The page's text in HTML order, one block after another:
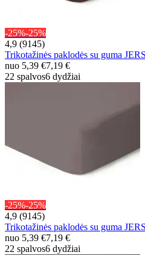
-25%-25%
4,9 (9145)
Trikotažinės paklodės su guma
nuo 5,39 €7,19 €
22 spalvos6 dydžiai
-25%-25%
4,9 (9145)
Trikotažinės paklodės su guma
nuo 5,39 €7,19 €
22 spalvos6 dydžiai